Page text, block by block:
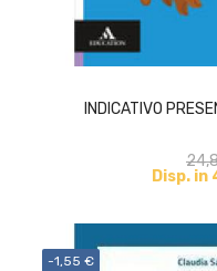
INDICATIVO
Disp.
-1,55 €